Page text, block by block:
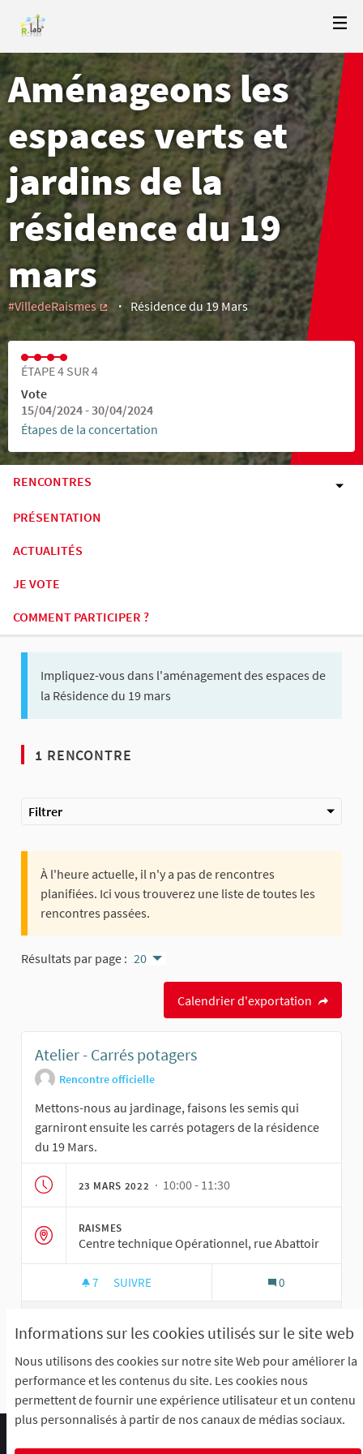
Informations sur les cookies utilisés sur le site web
Nous utilisons des cookies sur notre site Web pour améliorer la
performance et les contenus du site. Les cookies nous
permettent de fournir une expérience utilisateur et un contenu
plus personnalisés à partir de nos canaux de médias sociaux.
Aménageons les
espaces verts et
jardins de la
résidence du 19
mars
#VilledeRaismes
(Lien externe)
Résidence du 19 Mars
ÉTAPE 4 SUR 4
Vote
15/04/2024 - 30/04/2024
Étapes de la concertation
RENCONTRES
PRÉSENTATION
ACTUALITÉS
JE VOTE
COMMENT PARTICIPER ?
Impliquez-vous dans l'aménagement des espaces de
la Résidence du 19 mars
1 RENCONTRE
Filtrer
À l'heure actuelle, il n'y a pas de rencontres
planifiées. Ici vous trouverez une liste de toutes les
rencontres passées.
Résultats par page : 20
Calendrier d'exportation
Atelier - Carrés potagers
Rencontre officielle
Mettons-nous au jardinage, faisons les semis qui
garniront ensuite les carrés potagers de la résidence
du 19 Mars.
23 MARS 2022 · 10:00 - 11:30
RAISMES
Centre technique Opérationnel, rue Abattoir
7 7 ABONNÉS
SUIVRE 0
VOIR
Voir toutes les rencontres annulées